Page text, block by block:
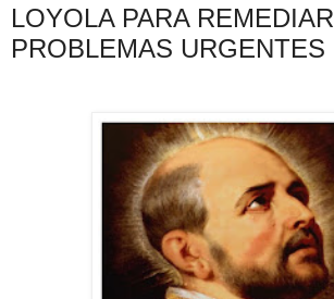
LOYOLA PARA REMEDIAR
PROBLEMAS URGENTES